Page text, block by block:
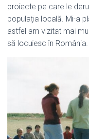
proiecte pe care le
populația locală. Mi-a
astfel am vizitat mai
să locuiesc în România.